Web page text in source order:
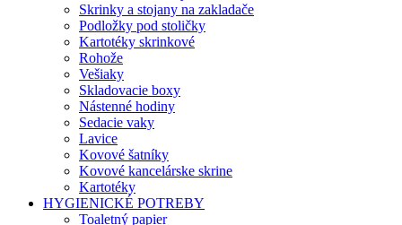
Skrinky a stojany na zakladače
Podložky pod stoličky
Kartotéky skrinkové
Rohože
Vešiaky
Skladovacie boxy
Nástenné hodiny
Sedacie vaky
Lavice
Kovové šatníky
Kovové kancelárske skrine
Kartotéky
HYGIENICKÉ POTREBY
Toaletný papier